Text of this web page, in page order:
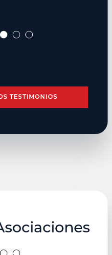
TESTIMONIOS